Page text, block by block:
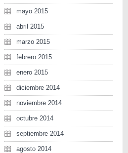
mayo 2015
abril 2015
marzo 2015
febrero 2015
enero 2015
diciembre 2014
noviembre 2014
octubre 2014
septiembre 2014
agosto 2014